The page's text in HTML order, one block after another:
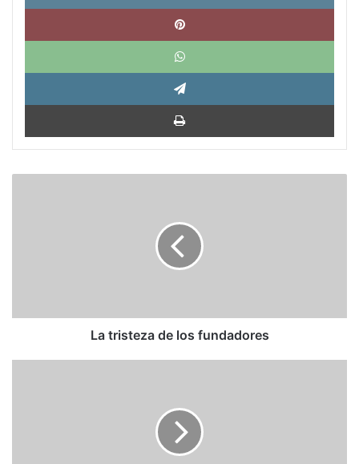
La tristeza de los fundadores